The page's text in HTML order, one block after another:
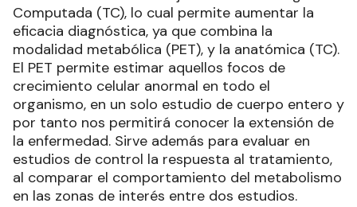
Computada (TC), lo cual permite aumentar la
eficacia diagnóstica, ya que combina la
modalidad metabólica (PET), y la anatómica (TC).
El PET permite estimar aquellos focos de
crecimiento celular anormal en todo el
organismo, en un solo estudio de cuerpo entero y
por tanto nos permitirá conocer la extensión de
la enfermedad. Sirve además para evaluar en
estudios de control la respuesta al tratamiento,
al comparar el comportamiento del metabolismo
en las zonas de interés entre dos estudios.